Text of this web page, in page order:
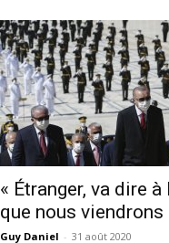
« Étranger, va dire
que nous viendrons
Guy Daniel - 31 août 2020